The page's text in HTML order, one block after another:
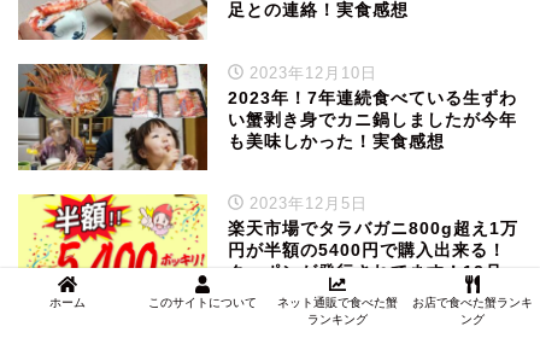
足との連絡！実食感想
2023年12月10日
2023年！7年連続食べている生ずわ
い蟹剥き身でカニ鍋しましたが今年
も美味しかった！実食感想
2023年12月5日
楽天市場でタラバガニ800g超え1万
円が半額の5400円で購入出来る！
クーポンが発行されてます！12月
11日まで！
ホーム このサイトについて
ネット通販で食べた蟹
ランキング
お店で食べた蟹ランキ
ング